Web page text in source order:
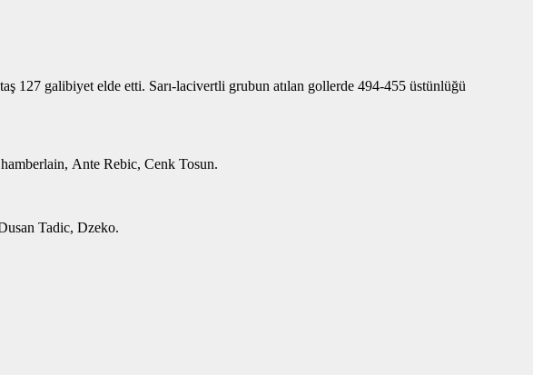
127 galibiyet elde etti. Sarı-lacivertli grubun atılan gollerde 494-455 üstünlüğü
Ante Rebic, Cenk Tosun.
Tadic, Dzeko.